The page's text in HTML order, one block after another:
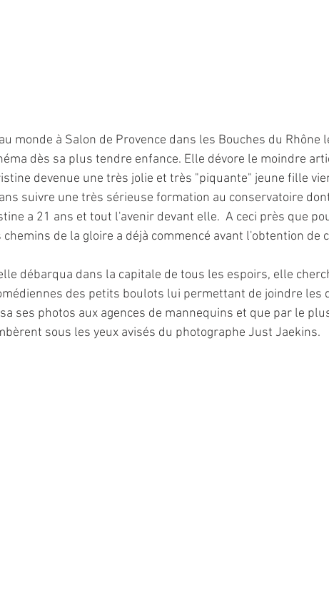
monde à Salon de Provence dans les Bouches du Rhône
dès sa plus tendre enfance. Elle dévore le moindre
devenue une très jolie et très "piquante" jeune fille
suivre une très sérieuse formation au conservatoire
a 21 ans et tout l'avenir devant elle.  A ceci près que
de la gloire a déjà commencé avant l'obtention de
débarqua dans la capitale de tous les espoirs, elle
des petits boulots lui permettant de joindre les
ses photos aux agences de mannequins et que par le
sous les yeux avisés du photographe Just Jaekins.